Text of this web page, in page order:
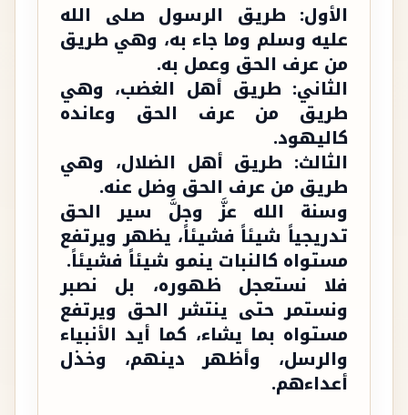
الأول: طريق الرسول صلى الله
عليه وسلم وما جاء به، وهي طريق
من عرف الحق وعمل به.
الثاني: طريق أهل الغضب، وهي
طريق من عرف الحق وعانده
كاليهود.
الثالث: طريق أهل الضلال، وهي
طريق من عرف الحق وضل عنه.
وسنة الله عزَّ وجلَّ سير الحق
تدريجياً شيئاً فشيئاً، يظهر ويرتفع
مستواه كالنبات ينمو شيئاً فشيئاً.
فلا نستعجل ظهوره، بل نصبر
ونستمر حتى ينتشر الحق ويرتفع
مستواه بما يشاء، كما أيد الأنبياء
والرسل، وأظهر دينهم، وخذل
أعداءهم.